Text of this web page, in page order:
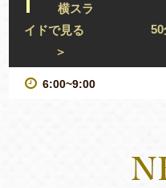
横スラ
イドで見る
＞
50
6:00~9:00